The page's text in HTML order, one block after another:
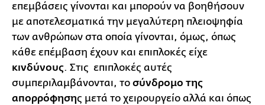
επεμβάσεις γίνονται και μπορούν να βοηθήσουν
με αποτελεσματικά την μεγαλύτερη πλειοψηφία
των ανθρώπων στα οποία γίνονται, όμως, όπως
κάθε επέμβαση έχουν και επιπλοκές είχε
κινδύνους. Στις επιπλοκές αυτές
συμπεριλαμβάνονται, το σύνδρομο της
απορρόφησης μετά το χειρουργείο αλλά και όπως